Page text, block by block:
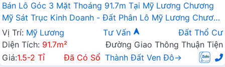
Bán Lô Góc 3 Mặt Thoáng 91.7m Tại Mỹ Lương Chương
Mỹ Sát Trục Kinh Doanh - Đất Phân Lô Mỹ Lương Chương
Mỹ
Vị Trí: Mỹ Lương Tư Vấn
Đất Thổ Cư
Diện Tích: 91.7m²
Đường Giao Thông Thuận Tiện
Giá:1.5-2 Tỉ Đã Có Sổ Thành Đất Ven Đô→